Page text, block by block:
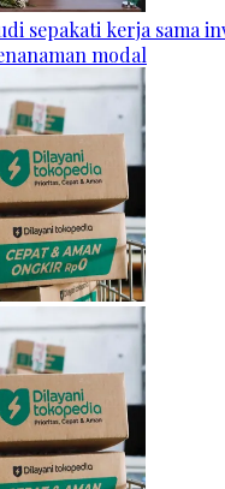
sepakati kerja sama
modal